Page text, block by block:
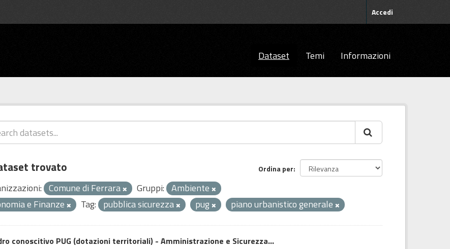
Accedi
Dataset Temi Informazioni
Ordina per
trovato
Comune di Ferrara Gruppi: Ambiente
e Finanze
Tag: pubblica sicurezza pug piano urbanistico generale
conoscitivo PUG (dotazioni territoriali) - Amministrazione e Sicurezza...